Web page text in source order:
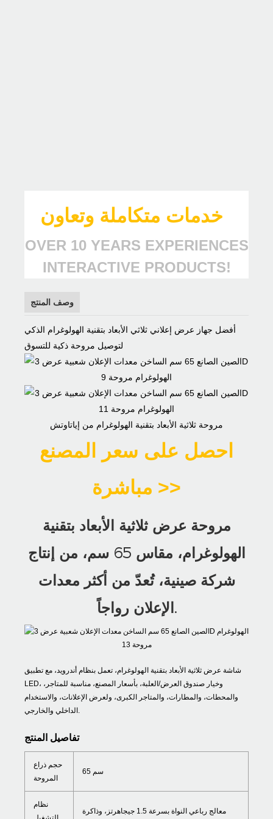
خدمات متكاملة وتعاون
OVER 10 YEARS EXPERIENCES
INTERACTIVE PRODUCTS!
وصف المنتج
أفضل جهاز عرض إعلاني ثلاثي الأبعاد بتقنية الهولوغرام الذكي
لتوصيل مروحة ذكية للتسوق
مروحة ثلاثية الأبعاد بتقنية الهولوغرام من إياتاوتش
احصل على سعر المصنع
مباشرة >>
مروحة عرض ثلاثية الأبعاد بتقنية
الهولوغرام، مقاس 65 سم، من إنتاج
شركة صينية، تُعدّ من أكثر معدات
الإعلان رواجاً.
شاشة عرض ثلاثية الأبعاد بتقنية الهولوغرام، تعمل بنظام أندرويد، مع تطبيق
LED، وخيار صندوق العرض/العلبة، بأسعار المصنع، مناسبة للمتاجر،
والمحطات، والمطارات، والمتاجر الكبرى، ولعرض الإعلانات، والاستخدام
الداخلي والخارجي.
تفاصيل المنتج
حجم ذراع
المروحة
65 سم
نظام
معالج رباعي النواة بسرعة 1.5 جيجاهرتز، وذاكرة